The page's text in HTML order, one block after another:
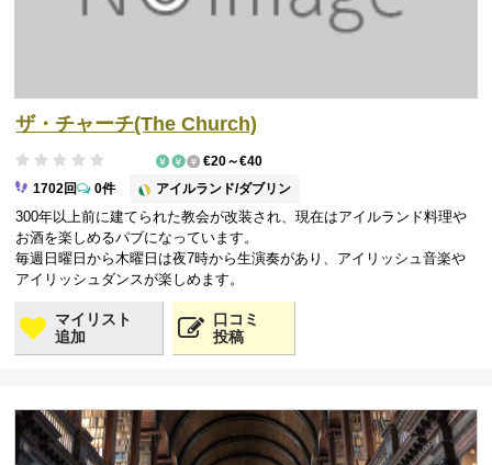
マイリスト
追加
口コミ
投稿
ザ・チャーチ(The Church)
アイルランド/ダブリン
1702回 0件
€20～€40
300年以上前に建てられた教会が改装され、現在はアイルランド料理や
お酒を楽しめるパブになっています。
毎週日曜日から木曜日は夜7時から生演奏があり、アイリッシュ音楽や
アイリッシュダンスが楽しめます。